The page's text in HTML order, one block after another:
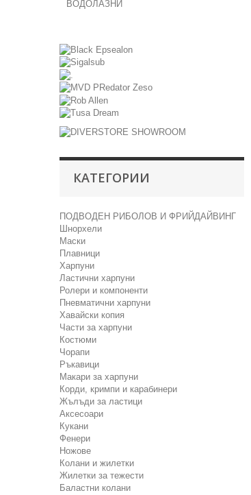
ВОДОЛАЗНИ
КАТЕГОРИИ
ПОДВОДЕН РИБОЛОВ И ФРИЙДАЙВИНГ
Шнорхели
Маски
Плавници
Харпуни
Ластични харпуни
Ролери и компоненти
Пневматични харпуни
Хавайски копия
Части за харпуни
Костюми
Чорапи
Ръкавици
Макари за харпуни
Корди, кримпи и карабинери
Жълъди за ластици
Аксесоари
Кукани
Фенери
Ножове
Колани и жилетки
Жилетки за тежести
Баластни колани